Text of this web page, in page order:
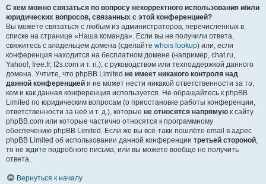
С кем можно связаться по вопросу некорректного использования и/или
юридических вопросов, связанных с этой конференцией?
Вы можете связаться с любым из администраторов, перечисленных в
списке на странице «Наша команда». Если вы не получили ответа,
свяжитесь с владельцем домена (сделайте whois lookup) или, если
конференция находится на бесплатном домене (например, chat.ru,
Yahoo!, free.fr, f2s.com и т. п.), с руководством или техподдержкой данного
домена. Учтите, что phpBB Limited не имеет никакого контроля над
данной конференцией и не может нести никакой ответственности за то,
кем и как данная конференция используется. Не обращайтесь к phpBB
Limited по юридическим вопросам (о приостановке работы конференции,
ответственности за неё и т. д.), которые не относятся напрямую к сайту
phpBB.com или которые частично относятся к программному
обеспечению phpBB Limited. Если же вы всё-таки пошлёте email в адрес
phpBB Limited об использовании данной конференции третьей стороной,
то не ждите подробного письма, или вы можете вообще не получить
ответа.
Вернуться к началу